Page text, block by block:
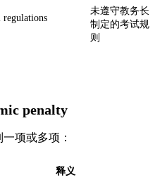
未遵守教务长
制定的考试规
则
penalty
项或多项：
释义